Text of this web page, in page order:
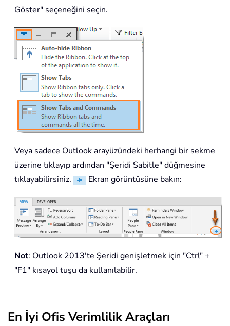
Göster" seçeneğini seçin.
Veya sadece Outlook arayüzündeki herhangi bir sekme
üzerine tıklayıp ardından "Şeridi Sabitle" düğmesine
tıklayabilirsiniz.
Ekran görüntüsüne bakın:
Not: Outlook 2013'te Şeridi genişletmek için "Ctrl" +
"F1" kısayol tuşu da kullanılabilir.
En İyi Ofis Verimlilik Araçları